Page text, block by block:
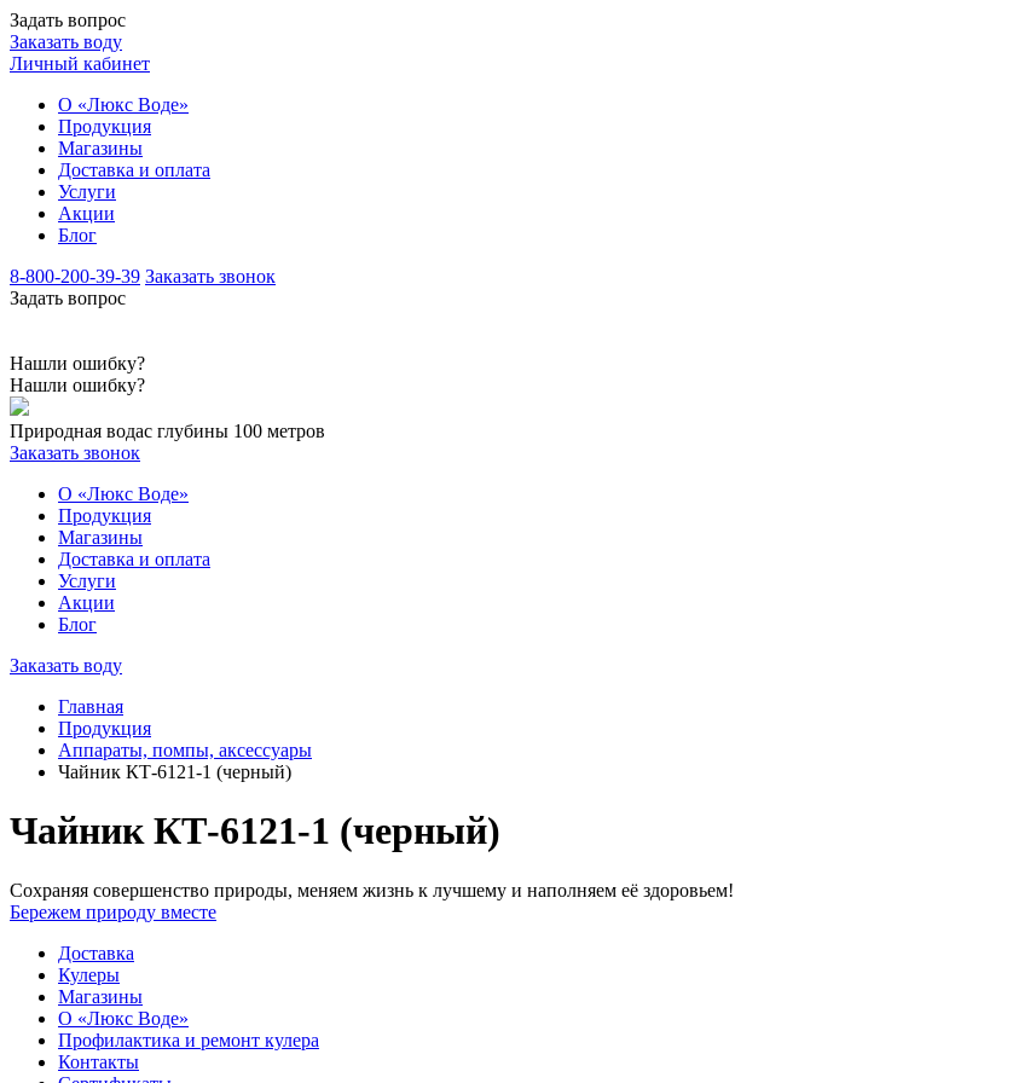
Задать вопрос
Заказать воду
Личный кабинет
О «Люкс Воде»
Продукция
Магазины
Доставка и оплата
Услуги
Акции
Блог
8-800-200-39-39 Заказать звонок
Задать вопрос
Нашли ошибку?
Нашли ошибку?
Природная водас глубины 100 метров
Заказать звонок
О «Люкс Воде»
Продукция
Магазины
Доставка и оплата
Услуги
Акции
Блог
Заказать воду
Главная
Продукция
Аппараты, помпы, аксессуары
Чайник КТ-6121-1 (черный)
Чайник КТ-6121-1 (черный)
Сохраняя совершенство природы, меняем жизнь к лучшему и наполняем её здоровьем!
Бережем природу вместе
Доставка
Кулеры
Магазины
О «Люкс Воде»
Профилактика и ремонт кулера
Контакты